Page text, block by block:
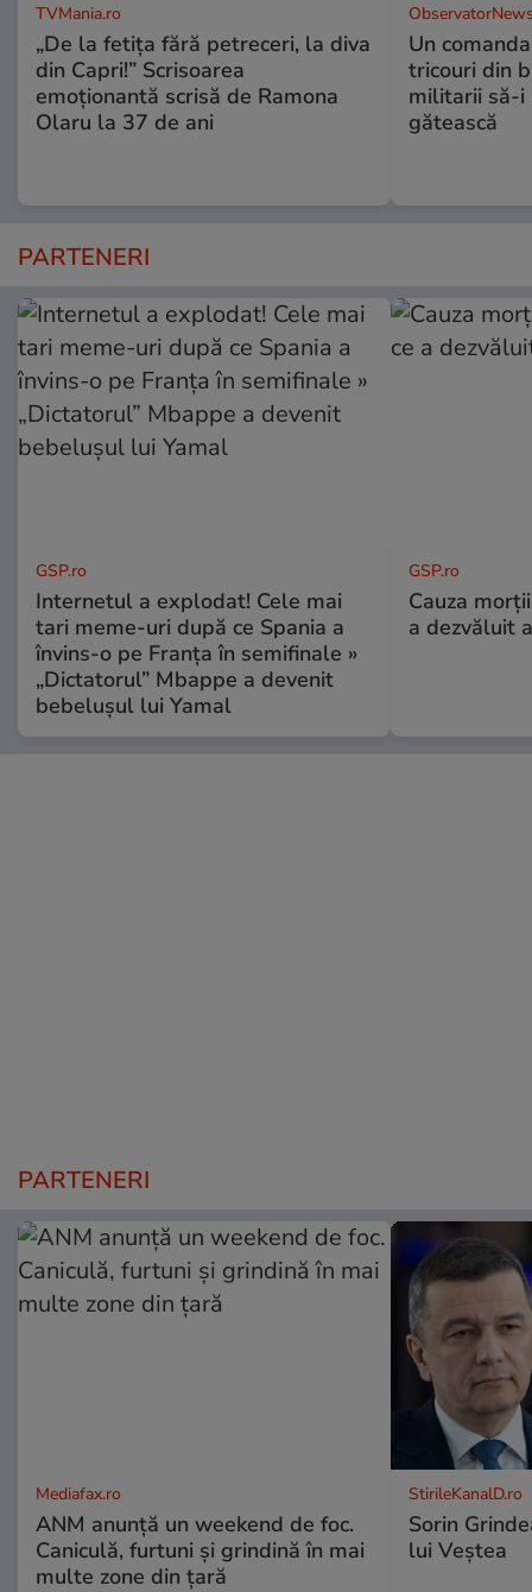
TVMania.ro
„De la fetița fără petreceri, la diva
din Capri!” Scrisoarea
emoționantă scrisă de Ramona
Olaru la 37 de ani
Un
tricouri din
militarii să-i
gătească
PARTENERI
GSP.ro
Internetul a explodat! Cele mai
tari meme-uri după ce Spania a
învins-o pe Franța în semifinale »
„Dictatorul” Mbappe a devenit
bebelușul lui Yamal
GSP.ro
Cauza
a dezvăluit
PARTENERI
Mediafax.ro
ANM anunță un weekend de foc.
Caniculă, furtuni și grindină în mai
multe zone din țară
StirileKanalD.ro
Sorin
lui Veștea